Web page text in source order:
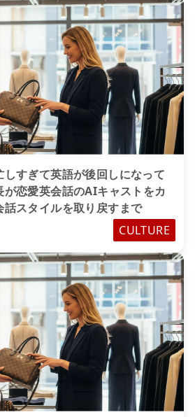
しすぎて英語が後回しになって
が恋愛英会話のAIキャストをカ
話スタイルを取り戻すまで
CULTURE